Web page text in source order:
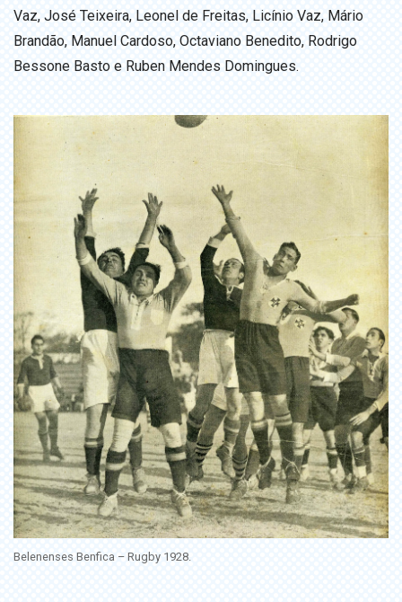
Vaz, José Teixeira, Leonel de Freitas, Licínio Vaz, Mário
Brandão, Manuel Cardoso, Octaviano Benedito, Rodrigo
Bessone Basto e Ruben Mendes Domingues.
Belenenses Benfica – Rugby 1928.